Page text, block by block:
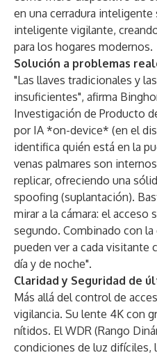
en una cerradura inteligente
inteligente vigilante,
para los hogares modernos.
Solución a problemas
"Las llaves tradicionales y
insuficientes", afirma
Investigación de Producto
por IA *on-device* (en el
identifica quién está en la
venas palmares son
replicar, ofreciendo una
spoofing (suplantación).
mirar a la cámara: el acceso
segundo. Combinado con
pueden ver a cada visitante
día y de noche".
Claridad y Seguridad de
Más allá del control de
vigilancia. Su lente 4K con
nítidos. El WDR (Rango
condiciones de luz difíciles,